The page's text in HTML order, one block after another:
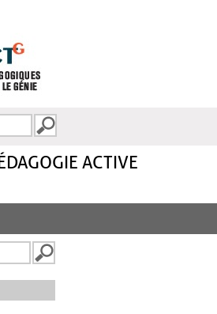
ACTIVE